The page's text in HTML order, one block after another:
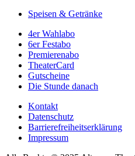
Speisen & Getränke
4er Wahlabo
6er Festabo
Premierenabo
TheaterCard
Gutscheine
Die Stunde danach
Kontakt
Datenschutz
Barrierefreiheitserklärung
Impressum